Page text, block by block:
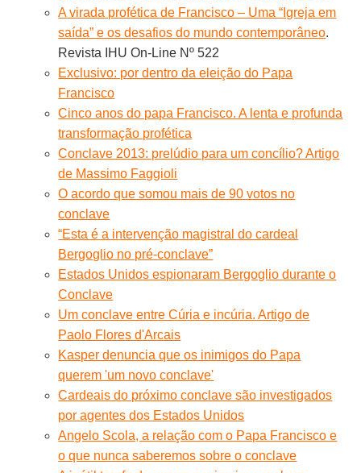
A virada profética de Francisco – Uma “Igreja em
saída” e os desafios do mundo contemporâneo.
Revista IHU On-Line Nº 522
Exclusivo: por dentro da eleição do Papa
Francisco
Cinco anos do papa Francisco. A lenta e profunda
transformação profética
Conclave 2013: prelúdio para um concílio? Artigo
de Massimo Faggioli
O acordo que somou mais de 90 votos no
conclave
“Esta é a intervenção magistral do cardeal
Bergoglio no pré-conclave”
Estados Unidos espionaram Bergoglio durante o
Conclave
Um conclave entre Cúria e incúria. Artigo de
Paolo Flores d'Arcais
Kasper denuncia que os inimigos do Papa
querem 'um novo conclave'
Cardeais do próximo conclave são investigados
por agentes dos Estados Unidos
Angelo Scola, a relação com o Papa Francisco e
o que nunca saberemos sobre o conclave